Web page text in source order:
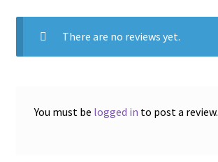
There are no reviews yet.
You must be logged in to post a review.